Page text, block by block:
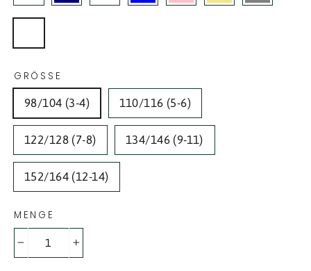
GRÖSSE
98/104 (3-4) 110/116 (5-6)
122/128 (7-8) 134/146 (9-11)
152/164 (12-14)
MENGE